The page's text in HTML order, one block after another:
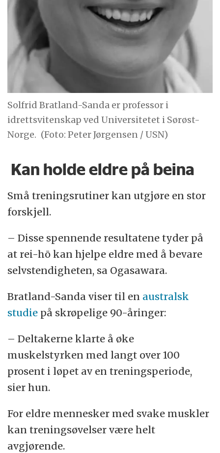
Solfrid Bratland-Sanda er professor i
idrettsvitenskap ved Universitetet i Sørøst-
Norge. (Foto: Peter Jørgensen / USN)
Kan holde eldre på beina
Små treningsrutiner kan utgjøre en stor
forskjell.
– Disse spennende resultatene tyder på
at rei-hō kan hjelpe eldre med å bevare
selvstendigheten, sa Ogasawara.
Bratland-Sanda viser til en australsk
studie på skrøpelige 90-åringer:
– Deltakerne klarte å øke
muskelstyrken med langt over 100
prosent i løpet av en treningsperiode,
sier hun.
For eldre mennesker med svake muskler
kan treningsøvelser være helt
avgjørende.